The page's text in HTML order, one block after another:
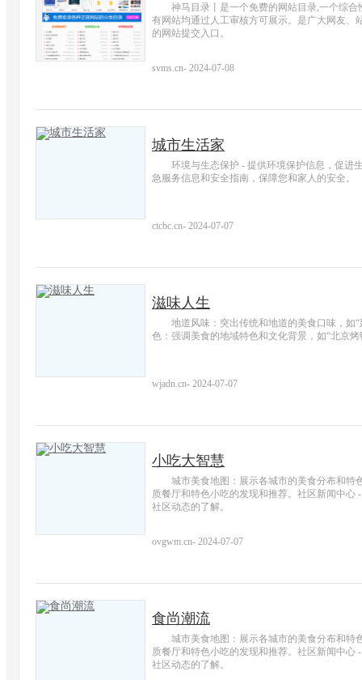
神马目录丨是一个免费的网站目录,一个综
有网站均通过人工审核方可展示。是广大网友
的网站提交入口。
svms.cn- 2024-07-08
城市生活家
环境与生态保护 - 提供环境保护信息，促进
急服务信息和安全指南，保障您和家人的安全。
ctcbc.cn- 2024-07-07
滋味人生
地道风味：突出传统和地道的美食口味，如
色：强调美食的地域特色和文化背景，如“北京烤
wjadn.cn- 2024-07-07
小吃大智慧
城市美食地图：展示各城市的美食分布和特
质餐厅和特色小吃的发现和推荐。社区新闻中
社区动态的了解。
ovgwm.cn- 2024-07-07
食尚潮流
城市美食地图：展示各城市的美食分布和特
质餐厅和特色小吃的发现和推荐。社区新闻中
社区动态的了解。